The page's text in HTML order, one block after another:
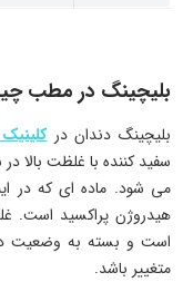
بلیچینگ در مطب
بلیچینگ دندان در
سفید کننده با غلظت بالا
می شود. ماده ای که در
هیدروژن پراکسید است.
متغییر باشد.